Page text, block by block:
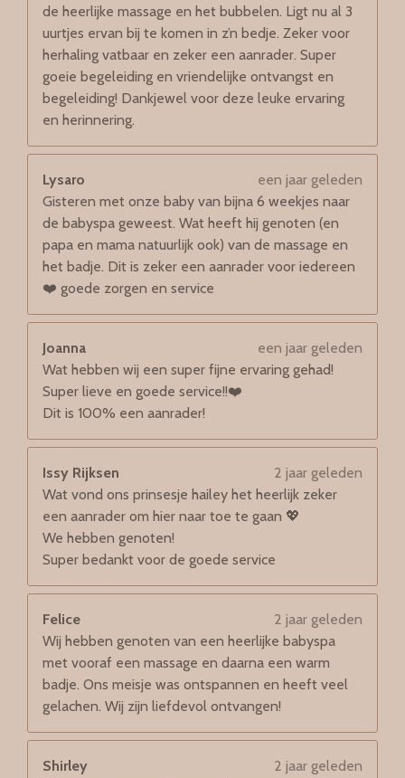
de heerlijke massage en het bubbelen. Ligt nu al 3
uurtjes ervan bij te komen in z’n bedje. Zeker voor
herhaling vatbaar en zeker een aanrader. Super
goeie begeleiding en vriendelijke ontvangst en
begeleiding! Dankjewel voor deze leuke ervaring
en herinnering.
Lysaro
een jaar geleden
Gisteren met onze baby van bijna 6 weekjes naar
de babyspa geweest. Wat heeft hij genoten (en
papa en mama natuurlijk ook) van de massage en
het badje. Dit is zeker een aanrader voor iedereen
❤️ goede zorgen en service
Joanna
een jaar geleden
Wat hebben wij een super fijne ervaring gehad!
Super lieve en goede service!!❤️
Dit is 100% een aanrader!
Issy Rijksen
2 jaar geleden
Wat vond ons prinsesje hailey het heerlijk zeker
een aanrader om hier naar toe te gaan 💖
We hebben genoten!
Super bedankt voor de goede service
Felice
2 jaar geleden
Wij hebben genoten van een heerlijke babyspa
met vooraf een massage en daarna een warm
badje. Ons meisje was ontspannen en heeft veel
gelachen. Wij zijn liefdevol ontvangen!
Shirley
2 jaar geleden